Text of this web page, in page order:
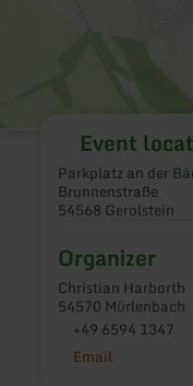
Event
Parkplatz an der
Brunnenstraße
54568 Gerolstein
Organizer
Christian Harborth
54570 Mürlenbach
+49 6594 1347
Email